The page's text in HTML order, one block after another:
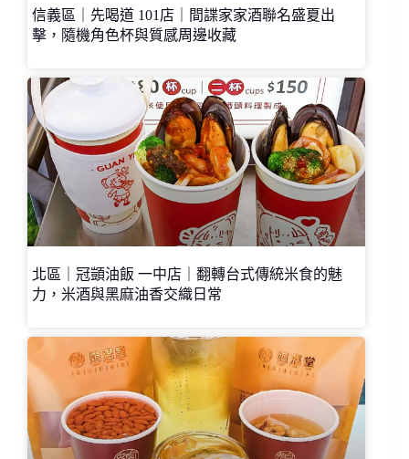
信義區｜先喝道 101店｜間諜家家酒聯名盛夏出
擊，隨機角色杯與質感周邊收藏
北區｜冠顗油飯 一中店｜翻轉台式傳統米食的魅
力，米酒與黑麻油香交織日常